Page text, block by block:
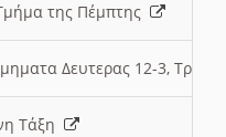
της Πέμπτης
Δευτερας 12-3,
Τάξη